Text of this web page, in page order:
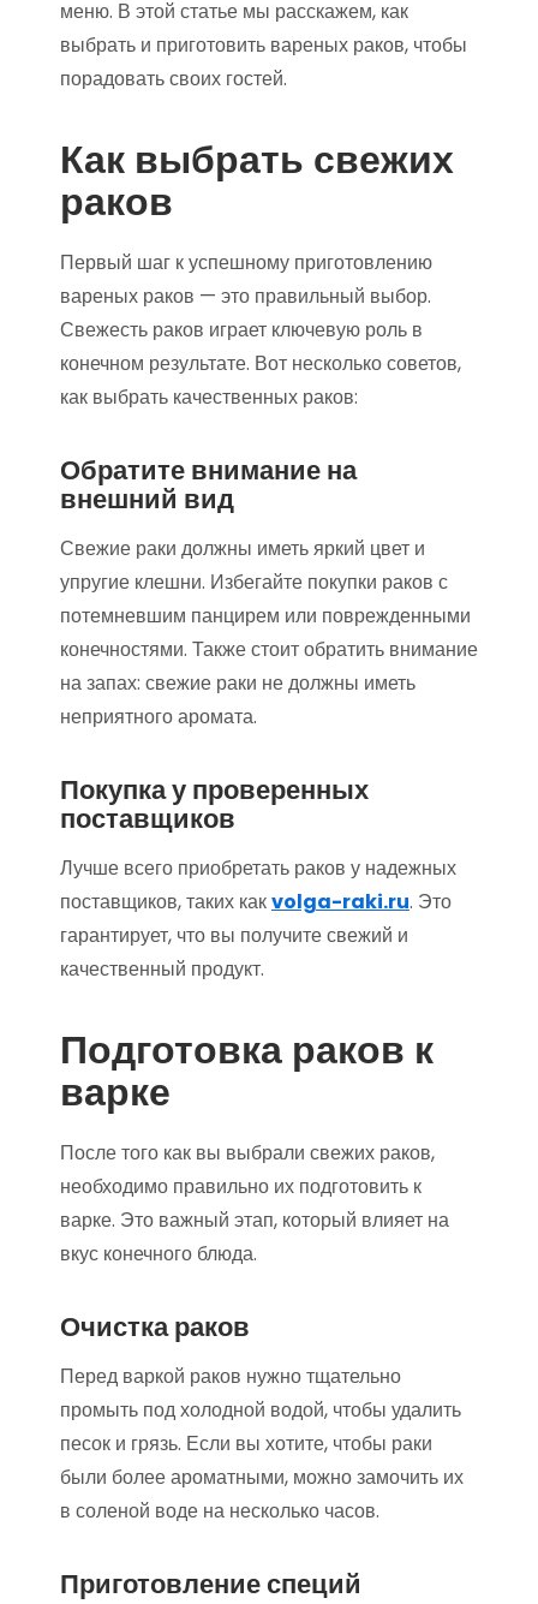
меню. В этой статье мы расскажем, как
выбрать и приготовить вареных раков, чтобы
порадовать своих гостей.
Как выбрать свежих
раков
Первый шаг к успешному приготовлению
вареных раков — это правильный выбор.
Свежесть раков играет ключевую роль в
конечном результате. Вот несколько советов,
как выбрать качественных раков:
Обратите внимание на
внешний вид
Свежие раки должны иметь яркий цвет и
упругие клешни. Избегайте покупки раков с
потемневшим панцирем или поврежденными
конечностями. Также стоит обратить внимание
на запах: свежие раки не должны иметь
неприятного аромата.
Покупка у проверенных
поставщиков
Лучше всего приобретать раков у надежных
поставщиков, таких какvolga-raki.ru. Это
гарантирует, что вы получите свежий и
качественный продукт.
Подготовка раков к
варке
После того как вы выбрали свежих раков,
необходимо правильно их подготовить к
варке. Это важный этап, который влияет на
вкус конечного блюда.
Очистка раков
Перед варкой раков нужно тщательно
промыть под холодной водой, чтобы удалить
песок и грязь. Если вы хотите, чтобы раки
были более ароматными, можно замочить их
в соленой воде на несколько часов.
Приготовление специй